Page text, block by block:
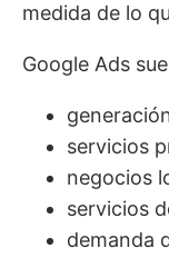
medida de lo
Google Ads
servicios
negocios
servicios
demanda